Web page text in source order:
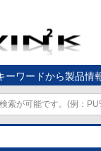
ーワードから製品情